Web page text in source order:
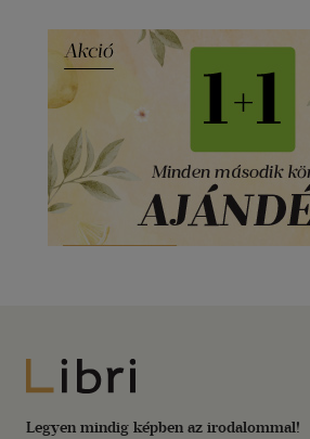
Libri
Legyen mindig képben az irodalommal!